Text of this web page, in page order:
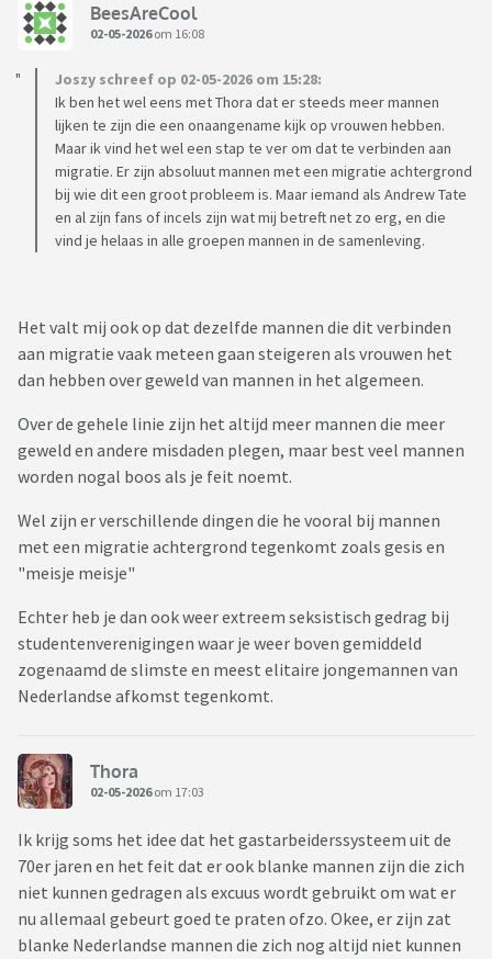
BeesAreCool
02-05-2026om 16:08
Joszy schreef op 02-05-2026 om 15:28:
Ik ben het wel eens met Thora dat er steeds meer mannen
lijken te zijn die een onaangename kijk op vrouwen hebben.
Maar ik vind het wel een stap te ver om dat te verbinden aan
migratie. Er zijn absoluut mannen met een migratie achtergrond
bij wie dit een groot probleem is. Maar iemand als Andrew Tate
en al zijn fans of incels zijn wat mij betreft net zo erg, en die
vind je helaas in alle groepen mannen in de samenleving.
Het valt mij ook op dat dezelfde mannen die dit verbinden
aan migratie vaak meteen gaan steigeren als vrouwen het
dan hebben over geweld van mannen in het algemeen.
Over de gehele linie zijn het altijd meer mannen die meer
geweld en andere misdaden plegen, maar best veel mannen
worden nogal boos als je feit noemt.
Wel zijn er verschillende dingen die he vooral bij mannen
met een migratie achtergrond tegenkomt zoals gesis en
"meisje meisje"
Echter heb je dan ook weer extreem seksistisch gedrag bij
studentenverenigingen waar je weer boven gemiddeld
zogenaamd de slimste en meest elitaire jongemannen van
Nederlandse afkomst tegenkomt.
Thora
02-05-2026om 17:03
Ik krijg soms het idee dat het gastarbeiderssysteem uit de
70er jaren en het feit dat er ook blanke mannen zijn die zich
niet kunnen gedragen als excuus wordt gebruikt om wat er
nu allemaal gebeurt goed te praten ofzo. Okee, er zijn zat
blanke Nederlandse mannen die zich nog altijd niet kunnen